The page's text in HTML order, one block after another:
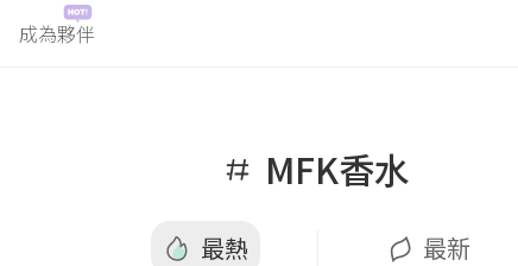
成為夥伴
MFK香水
最熱 最新
最熱